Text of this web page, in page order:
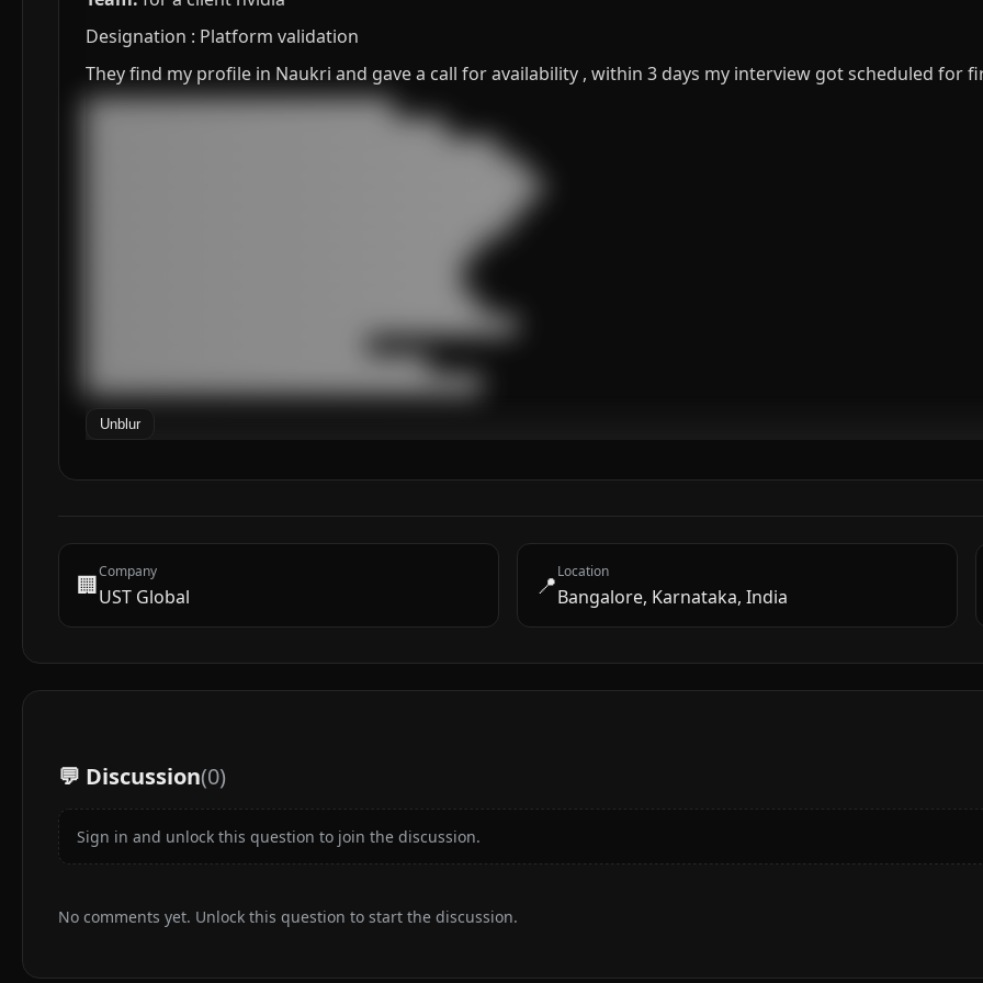
Designation : Platform validation
They find my profile in Naukri and gave a call for availability , within 3 days my interview got scheduled for
███████████████████████████████████
█████████████████████████████████████████
███████████████████████████████████████████████
██████████████████████████████████████████████████
██████████████████████████████████████████████████
████████████████████████████████████████████████
█████████████████████████████████████████████
█████████████████████████████████████████████
█████████████████████████████████████████████████
███████████████████████████████████████
█████████████████████████████████████████████
Unblur
🏢Company
UST Global 📍Location
Bangalore, Karnataka, India
💬 Discussion(0)
Sign in and unlock this question to join the discussion.
No comments yet. Unlock this question to start the discussion.